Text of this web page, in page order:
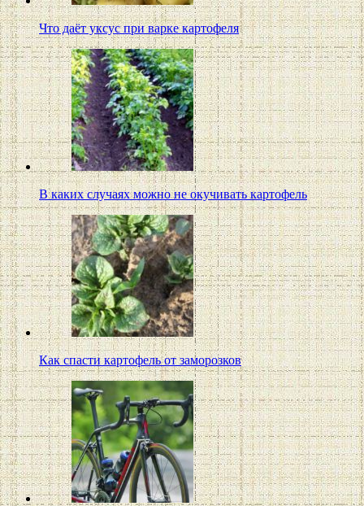
Что даёт уксус при варке картофеля
В каких случаях можно не окучивать картофель
Как спасти картофель от заморозков